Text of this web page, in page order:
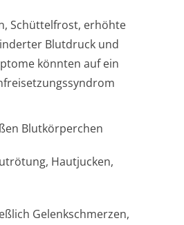
Schüttelfrost, erhöhte
Blutdruck und
könnten auf ein
Blutkörperchen
Hautjucken,
Gelenkschmerzen,